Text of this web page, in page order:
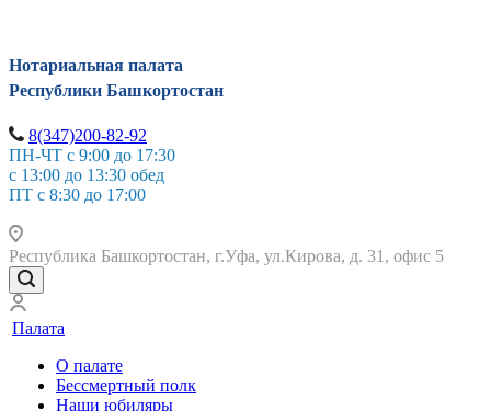
Нотариальная палата
Республики Башкортостан
8(347)200-82-92
ПН-ЧТ с 9:00 до 17:30
с 13:00 до 13:30 обед
ПТ с 8:30 до 17:00
Республика Башкортостан, г.Уфа, ул.Кирова, д. 31, офис 5
Палата
О палате
Бессмертный полк
Наши юбиляры